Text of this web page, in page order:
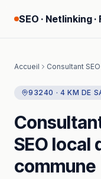
SEO · Netlinking
Accueil Consultant SEO
93240 · 4 KM DE
SEO local
commune